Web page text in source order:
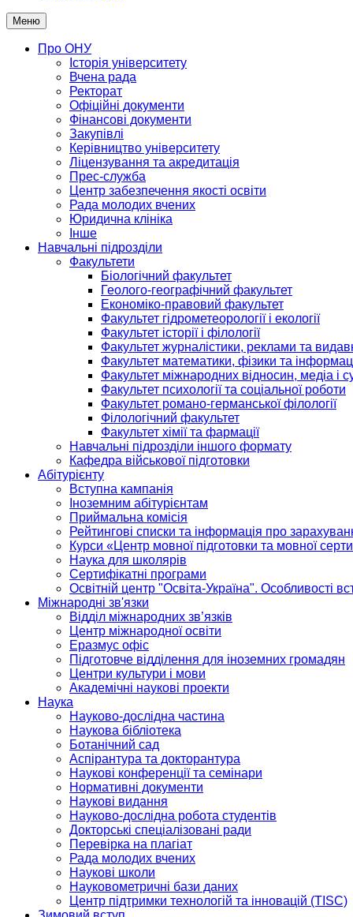
Меню
Про ОНУ
Історія університету
Вчена рада
Ректорат
Офіційні документи
Фінансові документи
Закупівлі
Керівництво університету
Ліцензування та акредитація
Прес-служба
Центр забезпечення якості освіти
Рада молодих вчених
Юридична клініка
Інше
Навчальні підрозділи
Факультети
Біологічний факультет
Геолого-географічний факультет
Економіко-правовий факультет
Факультет гідрометеорології і екології
Факультет історії і філології
Факультет журналістики, реклами та
Факультет математики, фізики та
Факультет міжнародних відносин, медіа і
Факультет психології та соціальної роботи
Факультет романо-германської філології
Філологічний факультет
Факультет хімії та фармації
Навчальні підрозділи іншого формату
Кафедра військової підготовки
Абітурієнту
Вступна кампанія
Іноземним абітурієнтам
Приймальна комісія
Рейтингові списки та інформація про
Курси «Центр мовної підготовки та мовної
Наука для школярів
Сертифікатні програми
Освітній центр "Освіта-Україна". Особливості
Міжнародні зв'язки
Відділ міжнародних зв’язків
Центр міжнародної освіти
Еразмус офіс
Підготовче відділення для іноземних громадян
Центри культури і мови
Академічні наукові проекти
Наука
Науково-дослідна частина
Наукова бібліотека
Ботанічний сад
Аспірантура та докторантура
Наукові конференції та семінари
Нормативні документи
Наукові видання
Науково-дослідна робота студентів
Докторські спеціалізовані ради
Перевірка на плагіат
Рада молодих вчених
Наукові школи
Науковометричні бази даних
Центр підтримки технологій та інновацій (TISC)